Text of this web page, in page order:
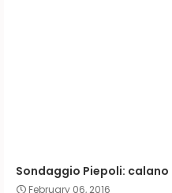
Sondaggio Piepoli: calano
February 06, 2016